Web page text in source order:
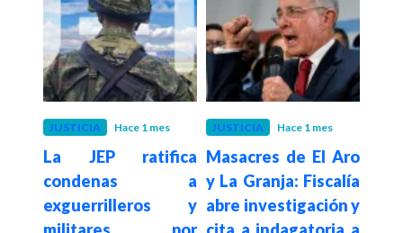
JUSTICIA Hace 1 mes
La JEP ratifica
condenas a
exguerrilleros y
JUSTICIA Hace 1 mes
Masacres de El Aro
y La Granja: Fiscalía
abre investigación y